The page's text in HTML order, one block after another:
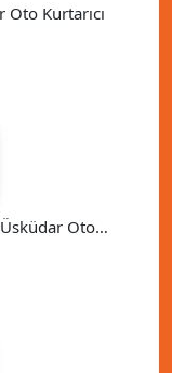
Kurtarıcı
Oto